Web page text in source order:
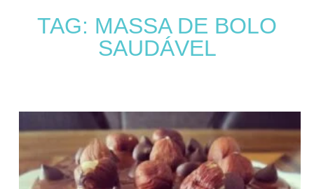
TAG: MASSA DE BOLO
SAUDÁVEL